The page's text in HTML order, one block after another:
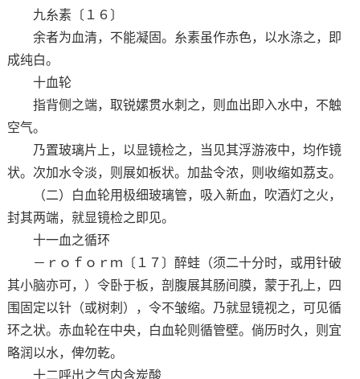
九糸素〔１６〕
余者为血清，不能凝固。糸素虽作赤色，以水涤之，即
成纯白。
十血轮
指背侧之端，取锐嫘贯水刺之，则血出即入水中，不触
空气。
乃置玻璃片上，以显镜检之，当见其浮游液中，均作镜
状。次加水令淡，则展如板状。加盐令浓，则收缩如荔支。
（二）白血轮用极细玻璃管，吸入新血，吹酒灯之火，
封其两端，就显镜检之即见。
十一血之循环
－ｒｏｆｏｒｍ〔１７〕醉蛙（须二十分时，或用针破
其小脑亦可，）令卧于板，剖腹展其肠间膜，蒙于孔上，四
围固定以针（或树刺），令不皱缩。乃就显镜视之，可见循
环之状。赤血轮在中央，白血轮则循管壁。倘历时久，则宜
略润以水，俾勿乾。
十二呼出之气内含炭酸